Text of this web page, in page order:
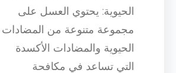
الحيوية: يحتوي العسل على
مجموعة متنوعة من المضادات
الحيوية والمضادات الأكسدة
التي تساعد في مكافحة